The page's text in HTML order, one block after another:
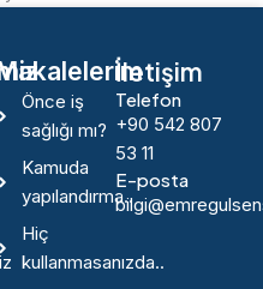
Önce iş
sağlığı mı?
Kamuda
yapılandırma..
Hiç
kullanmasanızda..
İletişim
Telefon
+90 542 807
53 11
E-posta